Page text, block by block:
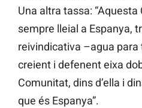
Una altra tassa:
sempre lleial a Espanya,
reivindicativa –agua para
creient i defenent eixa
Comunitat, dins d’ella i
que és Espanya”.